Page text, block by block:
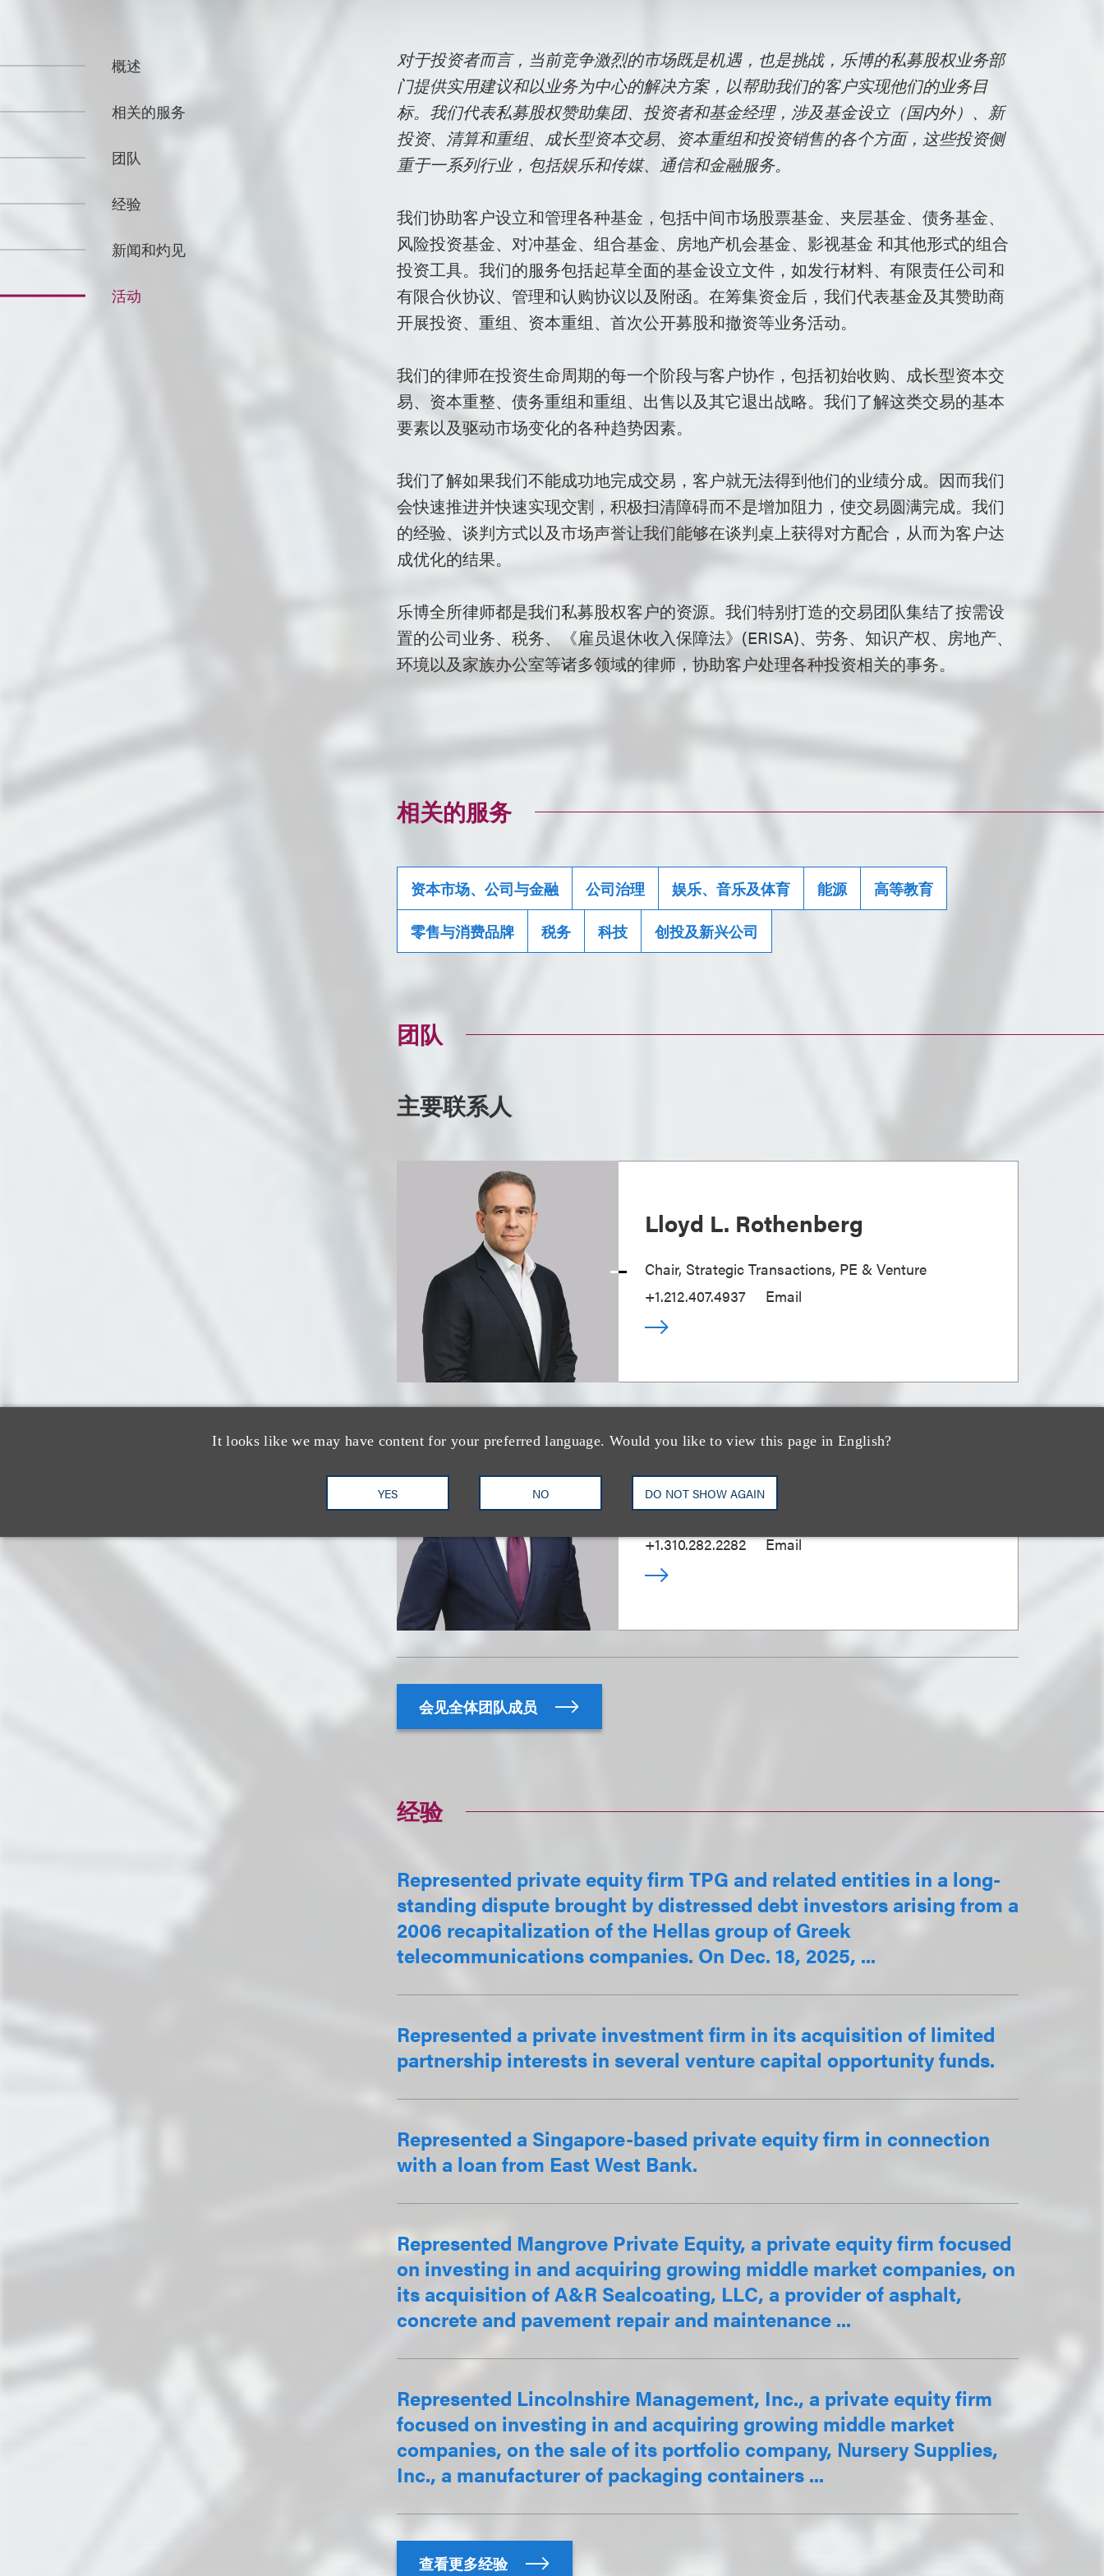
It looks like we may have content for your preferred language. Would you like to view this page in English?
YES NO DO NOT SHOW AGAIN
概述
相关的服务
团队
经验
新闻和灼见
活动
概
述
对于投资者而言，当前竞争激烈的市场既是机遇，也是挑战，乐博的私募股权业务部
门提供实用建议和以业务为中心的解决方案，以帮助我们的客户实现他们的业务目
标。我们代表私募股权赞助集团、投资者和基金经理，涉及基金设立（国内外）、新
投资、清算和重组、成长型资本交易、资本重组和投资销售的各个方面，这些投资侧
重于一系列行业，包括娱乐和传媒、通信和金融服务。
我们协助客户设立和管理各种基金，包括中间市场股票基金、夹层基金、债务基金、
风险投资基金、对冲基金、组合基金、房地产机会基金、影视基金 和其他形式的组合
投资工具。我们的服务包括起草全面的基金设立文件，如发行材料、有限责任公司和
有限合伙协议、管理和认购协议以及附函。在筹集资金后，我们代表基金及其赞助商
开展投资、重组、资本重组、首次公开募股和撤资等业务活动。
我们的律师在投资生命周期的每一个阶段与客户协作，包括初始收购、成长型资本交
易、资本重整、债务重组和重组、出售以及其它退出战略。我们了解这类交易的基本
要素以及驱动市场变化的各种趋势因素。
我们了解如果我们不能成功地完成交易，客户就无法得到他们的业绩分成。因而我们
会快速推进并快速实现交割，积极扫清障碍而不是增加阻力，使交易圆满完成。我们
的经验、谈判方式以及市场声誉让我们能够在谈判桌上获得对方配合，从而为客户达
成优化的结果。
乐博全所律师都是我们私募股权客户的资源。我们特别打造的交易团队集结了按需设
置的公司业务、税务、《雇员退休收入保障法》(ERISA)、劳务、知识产权、房地产、
环境以及家族办公室等诸多领域的律师，协助客户处理各种投资相关的事务。
相关的服务
资本市场、公司与金融 公司治理 娱乐、音乐及体育 能源 高等教育
零售与消费品牌 税务 科技 创投及新兴公司
团队
主要联系人
Lloyd L. Rothenberg
Chair, Strategic Transactions, PE & Venture
+1.212.407.4937
Email
Arash Khalili
乐博律所联席主席
+1.310.282.2282
Email
会见全体团队成员
经验
Represented private equity firm TPG and related entities in a long-
standing dispute brought by distressed debt investors arising from a
2006 recapitalization of the Hellas group of Greek
telecommunications companies. On Dec. 18, 2025, ...
Represented a private investment firm in its acquisition of limited
partnership interests in several venture capital opportunity funds.
Represented a Singapore-based private equity firm in connection
with a loan from East West Bank.
Represented Mangrove Private Equity, a private equity firm focused
on investing in and acquiring growing middle market companies, on
its acquisition of A&R Sealcoating, LLC, a provider of asphalt,
concrete and pavement repair and maintenance ...
Represented Lincolnshire Management, Inc., a private equity firm
focused on investing in and acquiring growing middle market
companies, on the sale of its portfolio company, Nursery Supplies,
Inc., a manufacturer of packaging containers ...
查看更多经验